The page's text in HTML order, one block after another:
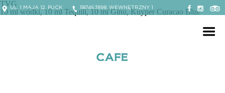
UL. 1 MAJA 12, PUCK 587463898, WEWNĘTRZNY 1
TVG
10 ml wódki, 10 ml Tequili, 10 ml Ginu, Kuyper Curacao Blue